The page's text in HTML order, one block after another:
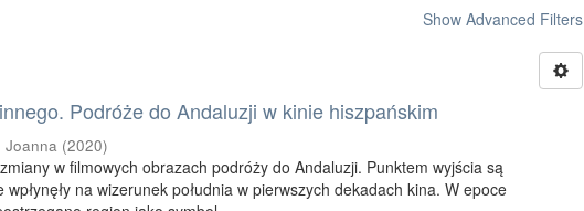
Show Advanced Filters
Podróże do Andaluzji w kinie hiszpańskim
Joanna (2020)
w filmowych obrazach podróży do Andaluzji. Punktem wyjścia są
wpłynęły na wizerunek południa w pierwszych dekadach kina. W epoce